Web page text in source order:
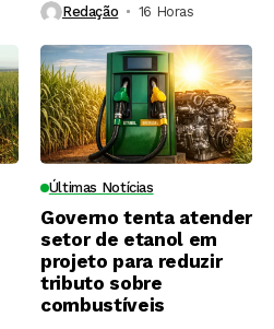
Redação 16 Horas ⁮
Últimas Notícias
Governo tenta atender
setor de etanol em
projeto para reduzir
tributo sobre
combustíveis